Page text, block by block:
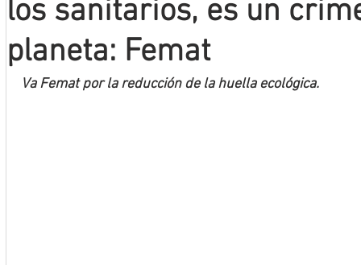
los sanitarios, es un
planeta: Femat
Va Femat por la reducción de la huella ecológica.